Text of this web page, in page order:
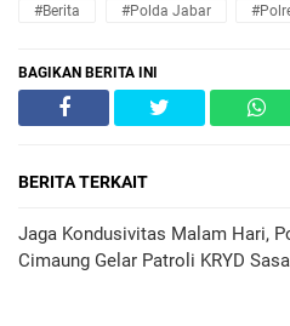
#Berita #Polda Jabar
BAGIKAN BERITA INI
BERITA TERKAIT
Jaga Kondusivitas Malam Hari,
Cimaung Gelar Patroli KRYD